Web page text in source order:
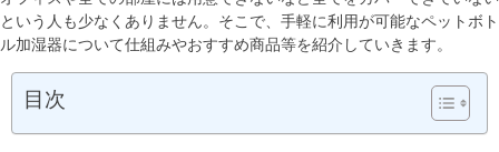
という人も少なくありません。そこで、手軽に利用が可能なペットボト
ル加湿器について仕組みやおすすめ商品等を紹介していきます。
目次